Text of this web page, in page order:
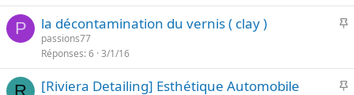
t
o
r
t
P
I
o
r
la décontamination du vernis ( clay )
passions77
Réponses 6 3/1/16
R
I
[Riviera Detailing] Esthétique Automobile